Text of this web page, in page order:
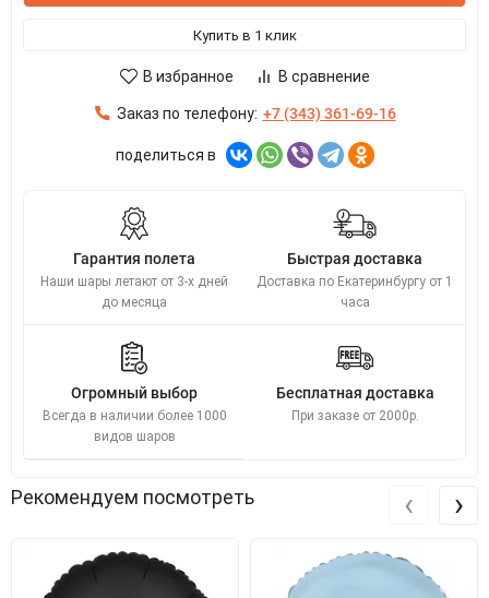
Купить в 1 клик
В избранное В сравнение
Заказ по телефону: +7 (343) 361-69-16
поделиться в
Гарантия полета
Наши шары летают от 3-х дней
до месяца
Быстрая доставка
Доставка по Екатеринбургу от 1
часа
Огромный выбор
Всегда в наличии более 1000
видов шаров
Бесплатная доставка
При заказе от 2000р.
Рекомендуем посмотреть ‹ ›